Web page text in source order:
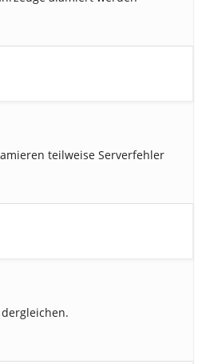
teilweise Serverfehler